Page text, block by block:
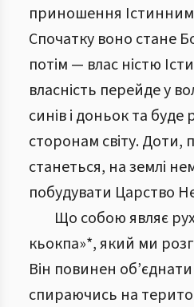
приношення
Спочатку воно стане
потім — влас ністю
власність перейде у
синів і доньок та буде
сторонам світу. Доти,
станеться, на землі
побудувати Царство
Що собою являє
кьокпа»*, який ми
Він повинен об’єднати
спираючись на